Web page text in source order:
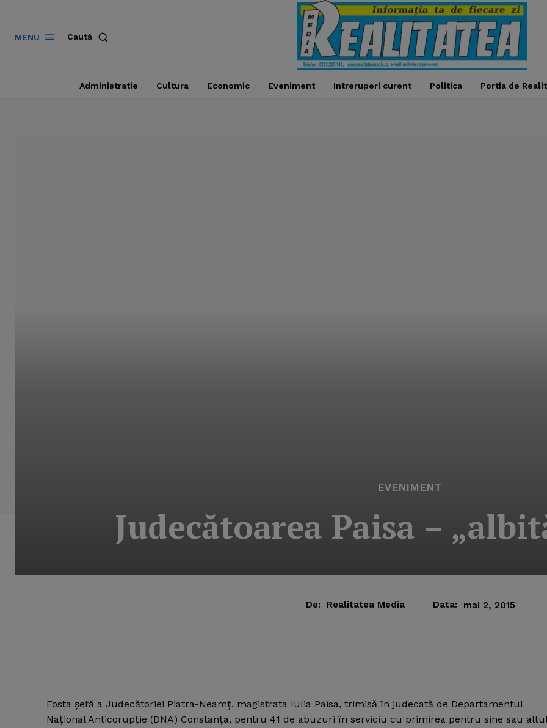
MENU Caută
Administratie Cultura Economic Eveniment Intreruperi curent Politica Portia de
EVENIMENT
Judecătoarea Paisa –
De: Realitatea Media Data: mai 2, 2015
Fosta şefă a Judecătoriei Piatra-Neamţ, magistrata Iulia Paisa, trimisă în judecată de Departamentul
Naţional Anticorupţie (DNA) Constanţa, pentru 41 de abuzuri în serviciu cu primirea pentru sine sau altul